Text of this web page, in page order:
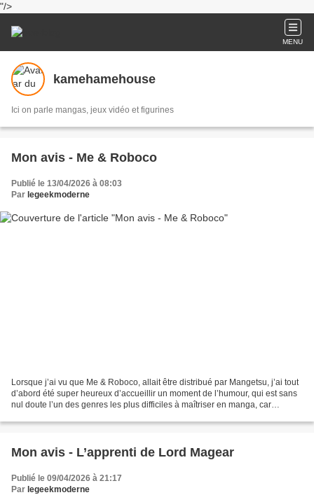
"/>
MENU
kamehamehouse
Ici on parle mangas, jeux vidéo et figurines
Mon avis - Me & Roboco
Publié le 13/04/2026 à 08:03
Par legeekmoderne
Lorsque j’ai vu que Me & Roboco, allait être distribué par Mangetsu, j’ai tout
d’abord été super heureux d’accueillir un moment de l’humour, qui est sans
nul doute l’un des genres les plus difficiles à maîtriser en manga, car
Mon avis - L’apprenti de Lord Magear
Publié le 09/04/2026 à 21:17
Par legeekmoderne